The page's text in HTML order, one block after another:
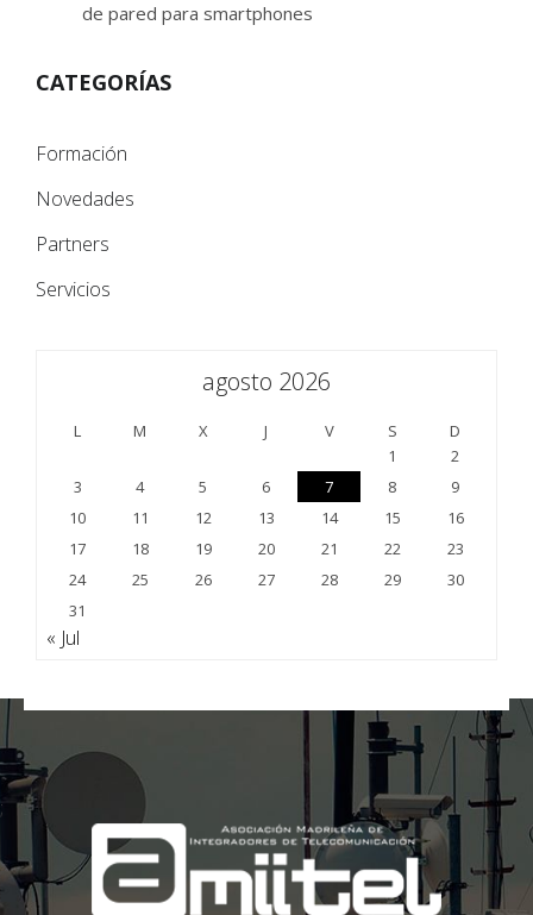
de pared para smartphones
CATEGORÍAS
Formación
Novedades
Partners
Servicios
agosto 2026
L M X J V S
D
1
2
3
4 5 6 7 8
9
10
11 12 13 14 15
16
17
18 19 20 21 22
23
24
25 26 27 28 29
30
31
« Jul
;